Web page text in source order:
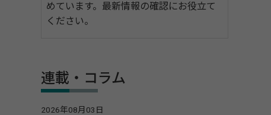
めています。最新情報の確認にお役立て
ください。
連載・コラム
2026年08月03日